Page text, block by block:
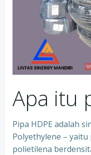
Apa itu
Pipa HDPE adalah
Polyethylene –
polietilena